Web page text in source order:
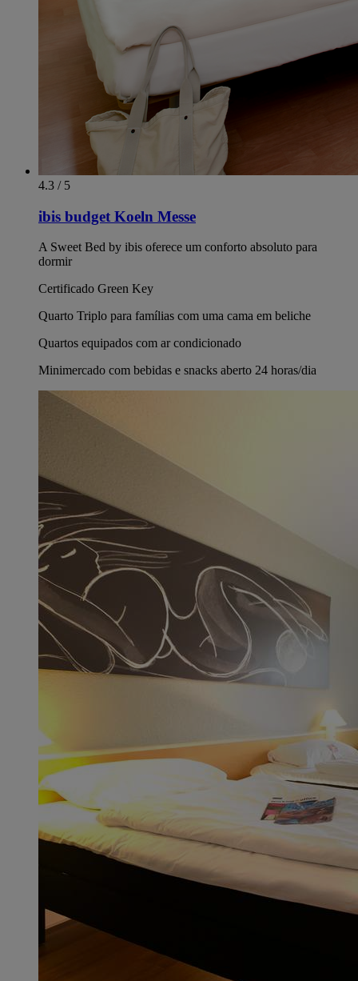
4.3 / 5
ibis budget Koeln Messe
A Sweet Bed by ibis oferece um conforto absoluto para
dormir
Certificado Green Key
Quarto Triplo para famílias com uma cama em beliche
Quartos equipados com ar condicionado
Minimercado com bebidas e snacks aberto 24 horas/dia